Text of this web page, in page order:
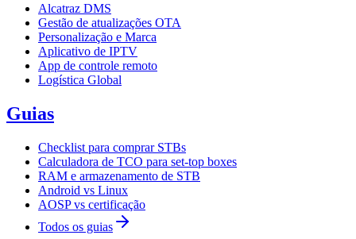
Alcatraz DMS
Gestão de atualizações OTA
Personalização e Marca
Aplicativo de IPTV
App de controle remoto
Logística Global
Guias
Checklist para comprar STBs
Calculadora de TCO para set-top boxes
RAM e armazenamento de STB
Android vs Linux
AOSP vs certificação
Todos os guias